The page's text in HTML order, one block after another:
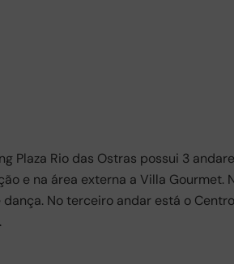
Plaza Rio das Ostras possui 3
e na área externa a Villa Gourmet.
No terceiro andar está o